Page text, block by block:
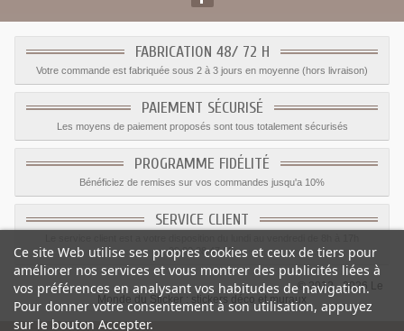
FABRICATION 48/ 72 H
Votre commande est fabriquée sous 2 à 3 jours en moyenne (hors livraison)
PAIEMENT SÉCURISÉ
Les moyens de paiement proposés sont tous totalement sécurisés
PROGRAMME FIDÉLITÉ
Bénéficiez de remises sur vos commandes jusqu'a 10%
SERVICE CLIENT
09.82.28.47.69.
© 2012 - 2026 Le
Monde du Sticker :
stickers déco et muraux
Ce site Web utilise ses propres cookies et ceux de tiers pour
améliorer nos services et vous montrer des publicités liées à
vos préférences en analysant vos habitudes de navigation.
Pour donner votre consentement à son utilisation, appuyez
sur le bouton Accepter.